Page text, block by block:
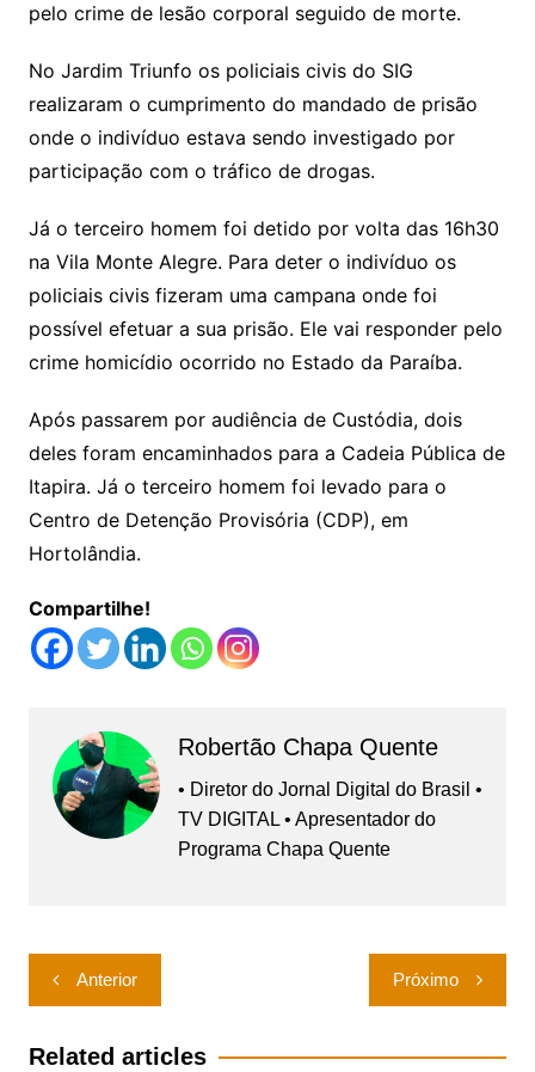
pelo crime de lesão corporal seguido de morte.
No Jardim Triunfo os policiais civis do SIG
realizaram o cumprimento do mandado de prisão
onde o indivíduo estava sendo investigado por
participação com o tráfico de drogas.
Já o terceiro homem foi detido por volta das 16h30
na Vila Monte Alegre. Para deter o indivíduo os
policiais civis fizeram uma campana onde foi
possível efetuar a sua prisão. Ele vai responder pelo
crime homicídio ocorrido no Estado da Paraíba.
Após passarem por audiência de Custódia, dois
deles foram encaminhados para a Cadeia Pública de
Itapira. Já o terceiro homem foi levado para o
Centro de Detenção Provisória (CDP), em
Hortolândia.
Compartilhe!
Robertão Chapa Quente
• Diretor do Jornal Digital do Brasil •
TV DIGITAL • Apresentador do
Programa Chapa Quente
Navegação
de
Post
Anterior Próximo
Related articles